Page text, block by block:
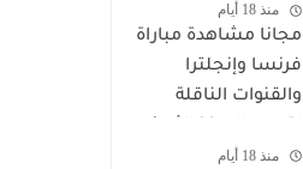
منذ 18 أيام
مجانا مشاهدة مباراة
فرنسا وإنجلترا
والقنوات الناقلة
في كأس العالم 2026
منذ 18 أيام